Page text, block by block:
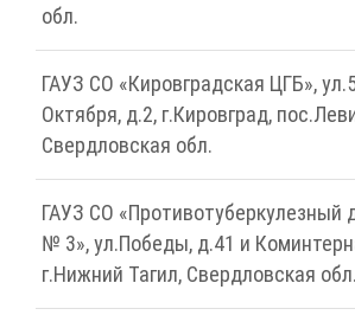
обл.
ГАУЗ СО «Кировградская ЦГБ»,
Октября, д.2, г.Кировград,
Свердловская обл.
ГАУЗ СО «Противотуберкулезный
№ 3», ул.Победы, д.41 и
г.Нижний Тагил, Свердловская обл.